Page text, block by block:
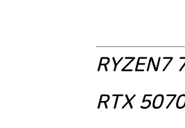
RYZEN7
RTX